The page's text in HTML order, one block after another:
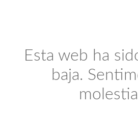
Esta web ha
baja.